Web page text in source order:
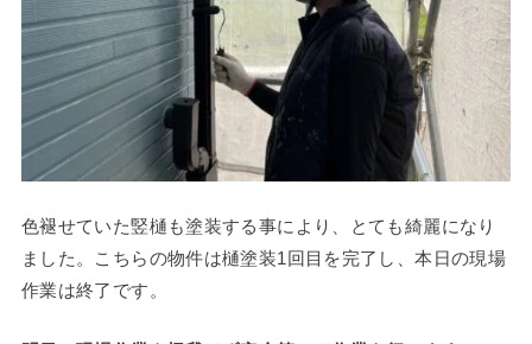
色褪せていた竪樋も塗装する事により、とても綺麗になり
ました。こちらの物件は樋塗装1回目を完了し、本日の現場
作業は終了です。